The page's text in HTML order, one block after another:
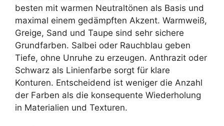
besten mit warmen Neutraltönen als Basis und
maximal einem gedämpften Akzent. Warmweiß,
Greige, Sand und Taupe sind sehr sichere
Grundfarben. Salbei oder Rauchblau geben
Tiefe, ohne Unruhe zu erzeugen. Anthrazit oder
Schwarz als Linienfarbe sorgt für klare
Konturen. Entscheidend ist weniger die Anzahl
der Farben als die konsequente Wiederholung
in Materialien und Texturen.